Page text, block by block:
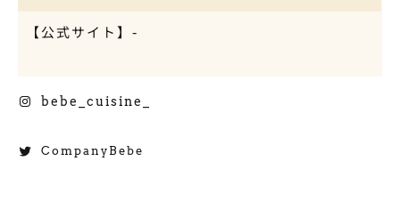
【公式サイト】-
Instagram bebe_cuisine_
Twitter CompanyBebe